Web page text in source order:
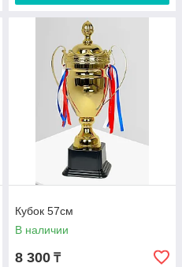
Кубок 57см
В наличии
8 300 ₸